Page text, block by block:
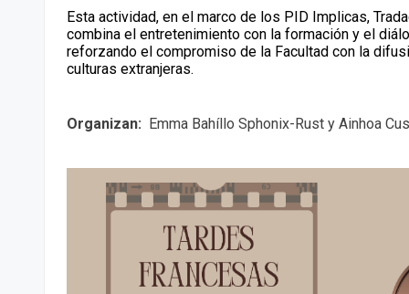
Esta actividad, en el marco de los PID Implicas,
combina el entretenimiento con la formación y el
reforzando el compromiso de la Facultad con la
culturas extranjeras.
Organizan: Emma Bahíllo Sphonix-Rust y Ainhoa